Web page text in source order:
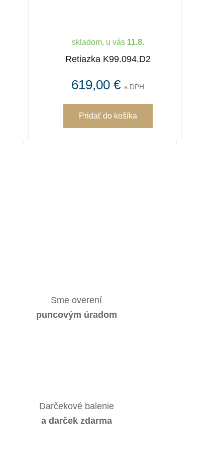
skladom, u vás 11.8.
Retiazka K99.094.D2
619,00 € s DPH
Pridaťdo košíka
Sme overení
puncovým úradom
Darčekové balenie
a darček zdarma